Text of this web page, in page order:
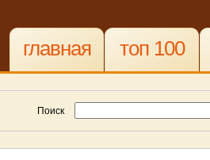
главная топ 100
Поиск